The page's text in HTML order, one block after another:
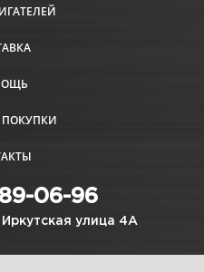
06-96
улица 4А